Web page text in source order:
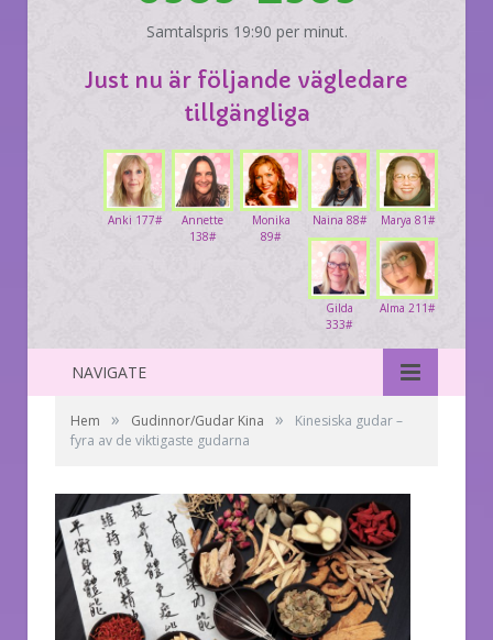
Samtalspris 19:90 per minut.
Just nu är följande vägledare
tillgängliga
Marya 81#
Naina 88#
Monika
89#
Annette
138#
Anki 177#
Alma 211#
Gilda
333#
NAVIGATE
Hem » Gudinnor/Gudar Kina »
Kinesiska gudar –
fyra av de viktigaste gudarna